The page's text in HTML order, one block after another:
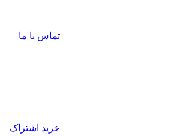
تماس با ما
خرید اشتراک